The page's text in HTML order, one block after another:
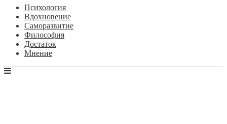
Психология
Вдохновение
Саморазвитие
Философия
Достаток
Мнение